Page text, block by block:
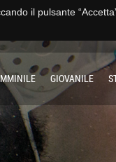
GIOVANILE
il pulsante